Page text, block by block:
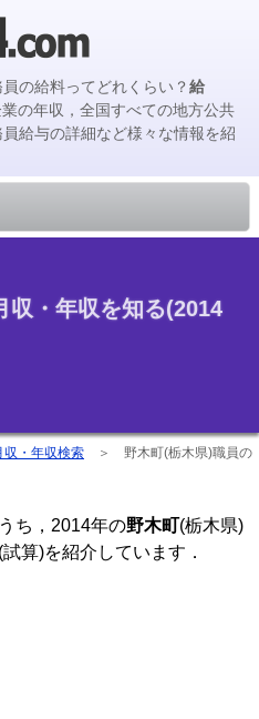
の給料ってどれくらい？給
の年収，全国すべての地方公共
給与の詳細など様々な情報を紹
収・年収を知る(2014
収・年収検索 ＞ 野木町(栃木県)職員の
ち，2014年の野木町(栃木県)
算)を紹介しています．